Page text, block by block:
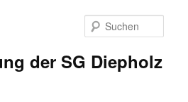
der SG Diepholz